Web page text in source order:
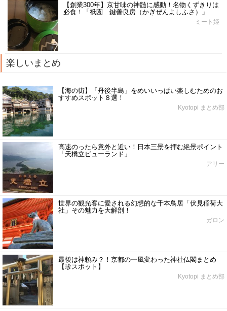
【創業300年】京甘味の神髄に感動！名物くずきりは
必食！「祇園 鍵善良房（かぎぜんよしふさ）」
ミート姫
楽しいまとめ
【海の街】「丹後半島」をめいいっぱい楽しむためのお
すすめスポット８選！
Kyotopi まとめ部
高速のったら意外と近い！日本三景を拝む絶景ポイント
「天橋立ビューランド」
アリー
世界の観光客に愛される幻想的な千本鳥居「伏見稲荷大
社」その魅力を大解剖！
ガロン
最後は神頼み？！京都の一風変わった神社仏閣まとめ
【珍スポット】
Kyotopi まとめ部